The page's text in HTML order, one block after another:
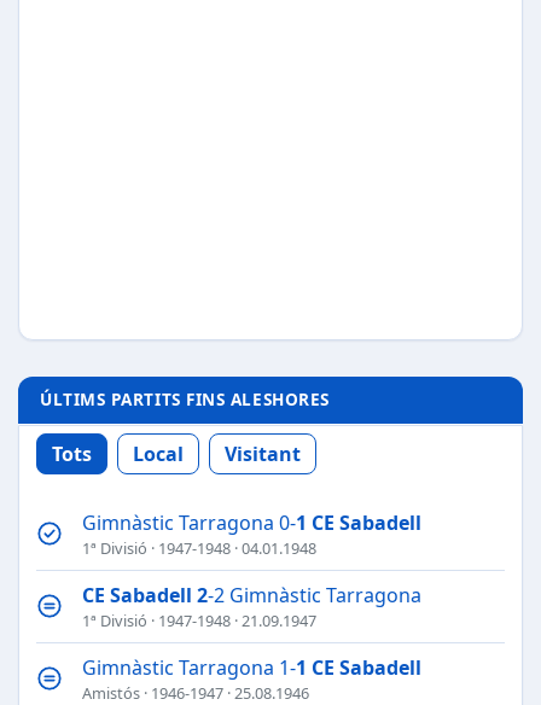
ÚLTIMS PARTITS FINS ALESHORES
Tots Local Visitant
Gimnàstic Tarragona 0-1 CE Sabadell
1ª Divisió · 1947-1948 · 04.01.1948
CE Sabadell 2-2 Gimnàstic Tarragona
1ª Divisió · 1947-1948 · 21.09.1947
Gimnàstic Tarragona 1-1 CE Sabadell
Amistós · 1946-1947 · 25.08.1946